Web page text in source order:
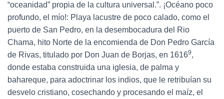
“oceanidad” propia de la cultura universal.”. ¡Océano poco
profundo, el mío!: Playa lacustre de poco calado, como el
puerto de San Pedro, en la desembocadura del Rio
Chama, hito Norte de la encomienda de Don Pedro García
de Rivas, titulado por Don Juan de Borjas, en 16169,
donde estaba construida una iglesia, de palma y
bahareque, para adoctrinar los indios, que le retribuían su
desvelo cristiano, cosechando y procesando el maíz, el